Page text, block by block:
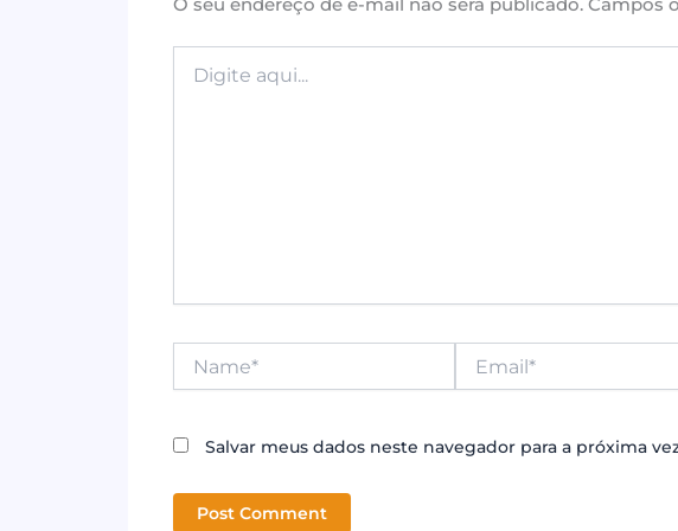
k
aqui...
Salvar meus dados neste navegador para a próxima